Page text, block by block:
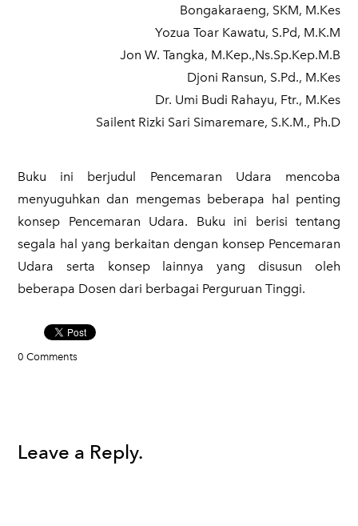
Bongakaraeng, SKM, M.Kes
Yozua Toar Kawatu, S.Pd, M.K.M
Jon W. Tangka, M.Kep.,Ns.Sp.Kep.M.B
Djoni Ransun, S.Pd., M.Kes
Dr. Umi Budi Rahayu, Ftr., M.Kes
Sailent Rizki Sari Simaremare, S.K.M., Ph.D
Buku ini berjudul Pencemaran Udara mencoba
menyuguhkan dan mengemas beberapa hal penting
konsep Pencemaran Udara. Buku ini berisi tentang
segala hal yang berkaitan dengan konsep Pencemaran
Udara serta konsep lainnya yang disusun oleh
beberapa Dosen dari berbagai Perguruan Tinggi.
0 Comments
Leave a Reply.